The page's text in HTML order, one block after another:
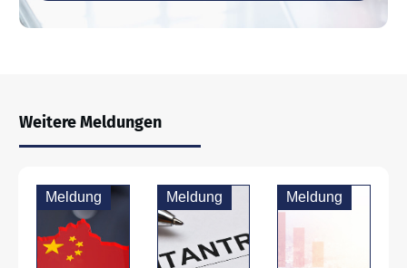
Weitere Meldungen
Meldung Meldung Meldung